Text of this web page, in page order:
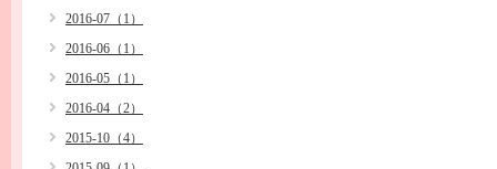
2016-07（1）
2016-06（1）
2016-05（1）
2016-04（2）
2015-10（4）